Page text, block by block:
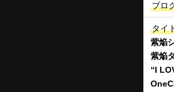
ブロ
タイ
紫焔
紫焔
“I